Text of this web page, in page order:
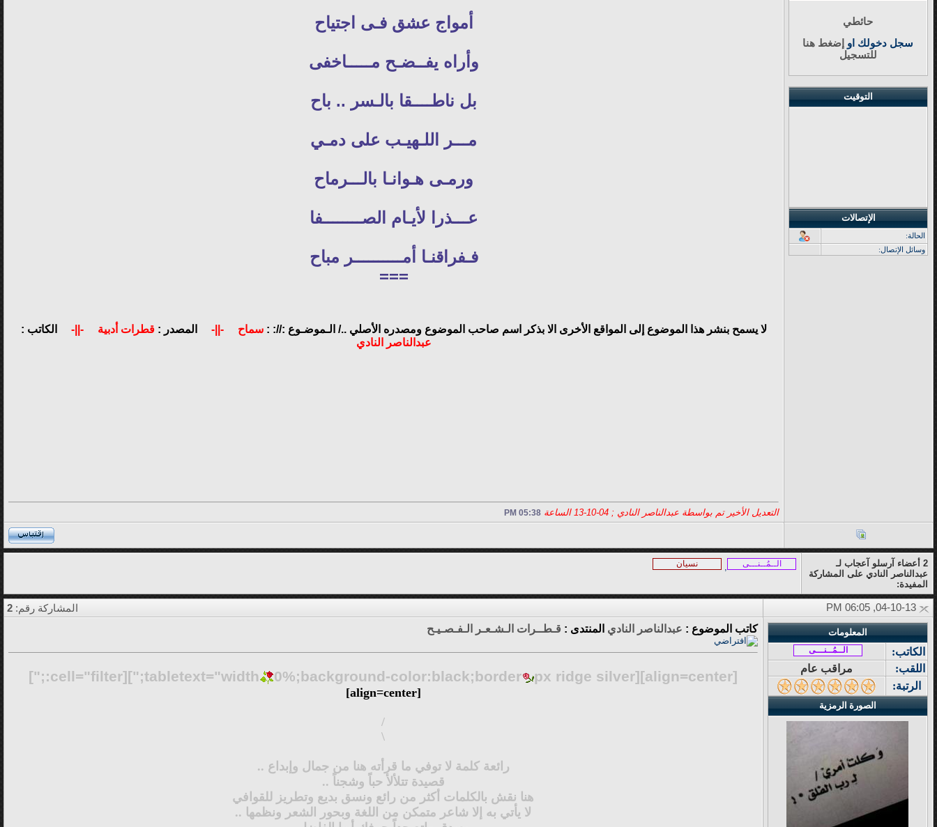
حائطي
سجل دخولك او إضغط هنا
للتسجيل
التوقيت
الإتصالات
الحالة:
وسائل الإتصال:
أمواج عشق فـى اجتياح
وأراه يفــضـح مـــــاخفى
بل ناطــــقا بالـسر .. باح
مـــر اللـهيـب على دمـي
ورمـى هـوانـا بالـــرماح
عـــذرا لأيـام الصــــــــفا
فـفراقنـا أمــــــــــر مباح
===
لا يسمح بنشر هذا الموضوع إلى المواقع الأخرى الا بذكر اسم صاحب الموضوع ومصدره الأصلي ../ الـموضـوع ://: :سماح -||- المصدر :قطرات أدبية -||-
الكاتب :
عبدالناصر النادي
التعديل الأخير تم بواسطة عبدالناصر النادي ; 04-10-13 الساعة 05:38 PM
2 أعضاء آرسلو آعجاب لـ
عبدالناصر النادي على المشاركة
المفيدة:
الــمُــنـــى , نسيان
المشاركة رقم: 2
المعلومات
الكاتب: الــمُــنـــى
اللقب:
مراقب عام
الرتبة:
الصورة الرمزية
كاتب الموضوع : عبدالناصر النادي المنتدى : قـطــرات الـشـعـر الـفـصـيـح
[align=center][tabletext="width
0%;background-color:black;border px ridge silver;"][cell="filter:;"]
[align=center]
/
\
رائعة كلمة لا توفي ما قرأته هنا من جمال وإبداع ..
قصيدة تتلألأ حباً وشجناً ..
هنا نقش بالكلمات أكثر من رائع ونسق بديع وتطريز للقوافي
لا يأتي به إلا شاعر متمكن من اللغة وبحور الشعر ونظمها ..